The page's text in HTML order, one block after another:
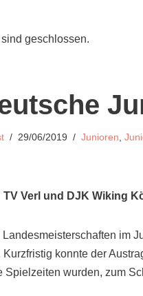
geschlossen.
29/06/2019 Junioren,
Verl und DJK Wiking
im
Kurzfristig konnte der
Spielzeiten wurden, zum